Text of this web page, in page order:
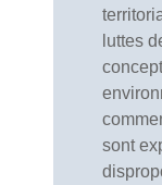
luttes
sont